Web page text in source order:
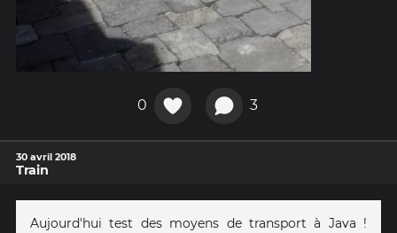
0 3
30 avril 2018
Train
Aujourd'hui test des moyens de transport à Java !